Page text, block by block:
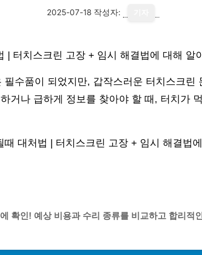
2025-07-18 작성자:
| 터치스크린 고장 + 임시 해결법에 대해 알
필수품이 되었지만, 갑작스러운 터치스크린
거나 급하게 정보를 찾아야 할 때, 터치가
때 대처법 | 터치스크린 고장 + 임시 해결법
확인! 예상 비용과 수리 종류를 비교하고 합리적